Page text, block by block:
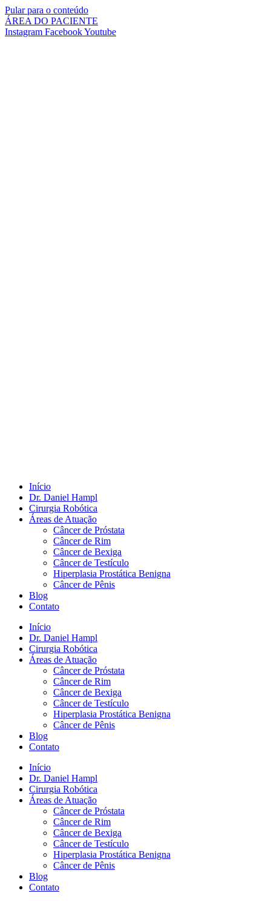
Pular para o conteúdo
ÁREA DO PACIENTE
Instagram FacebookYoutube
Início
Dr. Daniel Hampl
Cirurgia Robótica
Áreas de Atuação
Câncer de Próstata
Câncer de Rim
Câncer de Bexiga
Câncer de Testículo
Hiperplasia Prostática Benigna
Câncer de Pênis
Blog
Contato
Início
Dr. Daniel Hampl
Cirurgia Robótica
Áreas de Atuação
Câncer de Próstata
Câncer de Rim
Câncer de Bexiga
Câncer de Testículo
Hiperplasia Prostática Benigna
Câncer de Pênis
Blog
Contato
Início
Dr. Daniel Hampl
Cirurgia Robótica
Áreas de Atuação
Câncer de Próstata
Câncer de Rim
Câncer de Bexiga
Câncer de Testículo
Hiperplasia Prostática Benigna
Câncer de Pênis
Blog
Contato